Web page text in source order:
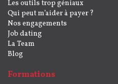
Les outils trop géniaux
Qui peut m’aider à payer ?
Nos engagements
Job dating
La Team
Blog
Formations